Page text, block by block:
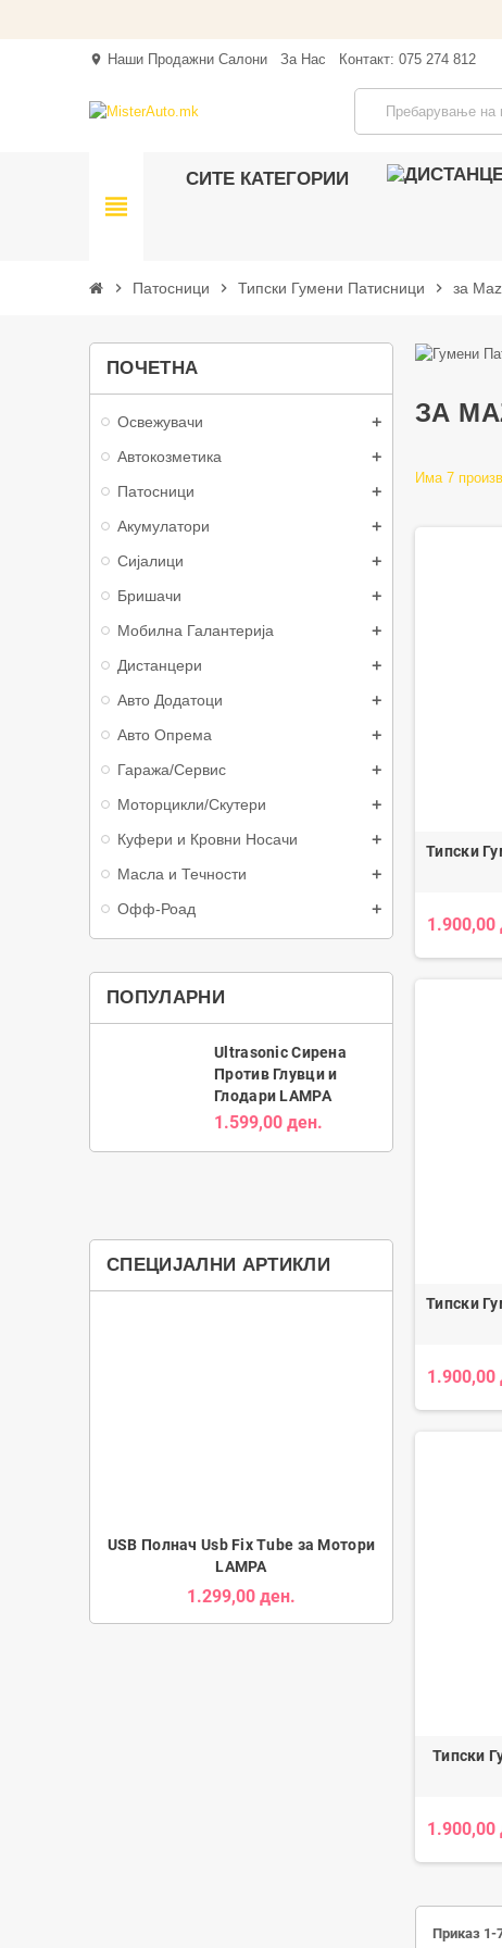
location_on Наши Продажни Салони За Нас Контакт: 075 274 812
view_headline
СИТЕ КАТЕГОРИИ
chevron_right Патосници chevron_right Типски Гумени Патисници chevron_right за
ПОЧЕТНА
Освежувачи
Автокозметика
Патосници
Акумулатори
Сијалици
Бришачи
Мобилна Галантерија
Дистанцери
Авто Додатоци
Авто Опрема
Гаража/Сервис
Моторцикли/Скутери
Куфери и Кровни Носачи
Масла и Течности
Офф-Роад
ПОПУЛАРНИ
Ultrasonic Сирена
Против Глувци и
Глодари LAMPA
1.599,00 ден.
СПЕЦИЈАЛНИ АРТИКЛИ
USB Полнач Usb Fix Tube за Мотори
LAMPA
1.299,00 ден.
ЗА
Има 7
Типски
1.900,00
Типски
1.900,00
Типски
1.900,00
Приказ 1-